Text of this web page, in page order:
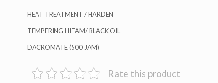
HEAT TREATMENT / HARDEN
TEMPERING HITAM/ BLACK OIL
DACROMATE (500 JAM)
Rate this product